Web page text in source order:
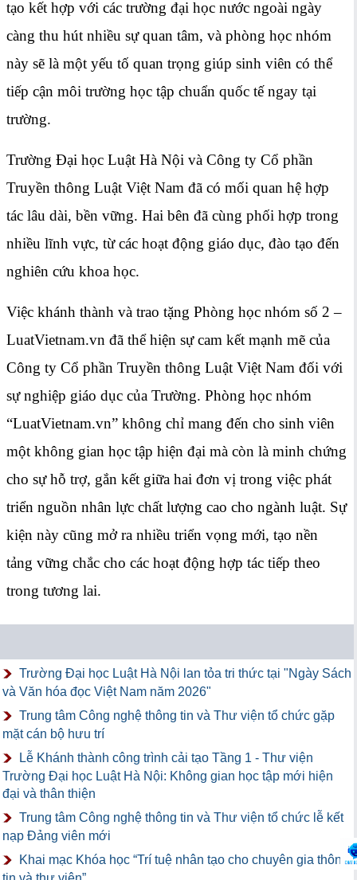
tạo kết hợp với các trường đại học nước ngoài ngày
càng thu hút nhiều sự quan tâm, và phòng học nhóm
này sẽ là một yếu tố quan trọng giúp sinh viên có thể
tiếp cận môi trường học tập chuẩn quốc tế ngay tại
trường.
Trường Đại học Luật Hà Nội và Công ty Cổ phần
Truyền thông Luật Việt Nam đã có mối quan hệ hợp
tác lâu dài, bền vững. Hai bên đã cùng phối hợp trong
nhiều lĩnh vực, từ các hoạt động giáo dục, đào tạo đến
nghiên cứu khoa học.
Việc khánh thành và trao tặng Phòng học nhóm số 2 –
LuatVietnam.vn đã thể hiện sự cam kết mạnh mẽ của
Công ty Cổ phần Truyền thông Luật Việt Nam đối với
sự nghiệp giáo dục của Trường. Phòng học nhóm
“LuatVietnam.vn” không chỉ mang đến cho sinh viên
một không gian học tập hiện đại mà còn là minh chứng
cho sự hỗ trợ, gắn kết giữa hai đơn vị trong việc phát
triển nguồn nhân lực chất lượng cao cho ngành luật. Sự
kiện này cũng mở ra nhiều triển vọng mới, tạo nền
tảng vững chắc cho các hoạt động hợp tác tiếp theo
trong tương lai.
Trường Đại học Luật Hà Nội lan tỏa tri thức tại "Ngày Sách
và Văn hóa đọc Việt Nam năm 2026"
Trung tâm Công nghệ thông tin và Thư viện tổ chức gặp
mặt cán bộ hưu trí
Lễ Khánh thành công trình cải tạo Tầng 1 - Thư viện
Trường Đại học Luật Hà Nội: Không gian học tập mới hiện
đại và thân thiện
Trung tâm Công nghệ thông tin và Thư viện tổ chức lễ kết
nạp Đảng viên mới
Khai mạc Khóa học “Trí tuệ nhân tạo cho chuyên gia thông